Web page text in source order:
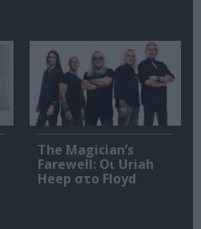
The Magician’s
Farewell: Οι Uriah
Heep στο Floyd